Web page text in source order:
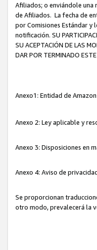
Afiliados; o enviándole una
de Afiliados. La fecha de
por Comisiones Estándar y
notificación. SU
SU ACEPTACIÓN DE LAS
DAR POR TERMINADO
Anexo1: Entidad de
Anexo 2: Ley aplicable y
Anexo 3: Disposiciones en
Anexo 4: Aviso de
Se proporcionan
otro modo, prevalecerá la